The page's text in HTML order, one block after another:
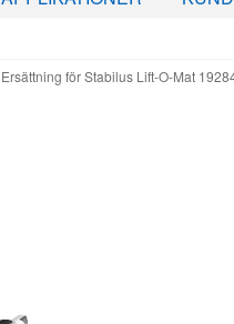
Ersättning för Stabilus Lift-O-Mat